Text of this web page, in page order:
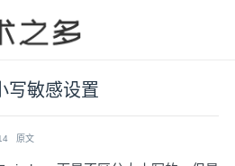
写敏感设置
原文